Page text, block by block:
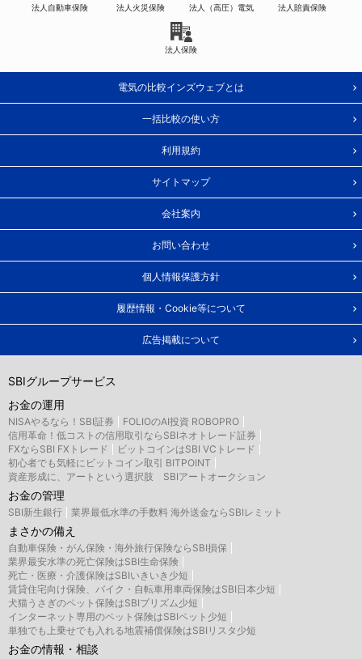
法人自動車保険 法人火災保険 法人（高圧）電気 法人賠責保険
法人保険
電気の比較インズウェブとは
一括比較の使い方
利用規約
サイトマップ
会社案内
お問い合わせ
個人情報保護方針
履歴情報・Cookie等について
広告掲載について
SBIグループサービス
お金の運用
NISAやるなら！SBI証券
FOLIOのAI投資 ROBOPRO
信用革命！低コストの信用取引ならSBIネオトレード証券
FXならSBI FXトレード
ビットコインはSBI VCトレード
初心者でも気軽にビットコイン取引 BITPOINT
資産形成に、アートという選択肢 SBIアートオークション
お金の管理
SBI新生銀行 業界最低水準の手数料 海外送金ならSBIレミット
まさかの備え
自動車保険・がん保険・海外旅行保険ならSBI損保
業界最安水準の死亡保険はSBI生命保険
死亡・医療・介護保険はSBIいきいき少短
賃貸住宅向け保険、バイク・自転車用車両保険はSBI日本少短
犬猫うさぎのペット保険はSBIプリズム少短
インターネット専用のペット保険はSBIペット少短
単独でも上乗せでも入れる地震補償保険はSBIリスタ少短
お金の情報・相談